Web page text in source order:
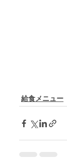
給食メニュー